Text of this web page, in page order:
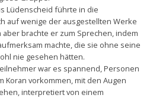
Lüdenscheid führte in die
auf wenige der ausgestellten Werke
brachte er zum Sprechen, indem
machte, die sie ohne seine
nie gesehen hätten.
war es spannend, Personen
Koran vorkommen, mit den Augen
interpretiert von einem